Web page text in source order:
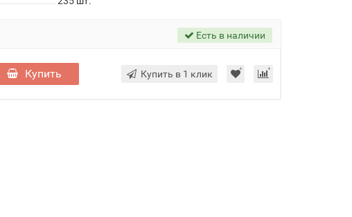
Есть в наличии
Купить Купить в 1 клик